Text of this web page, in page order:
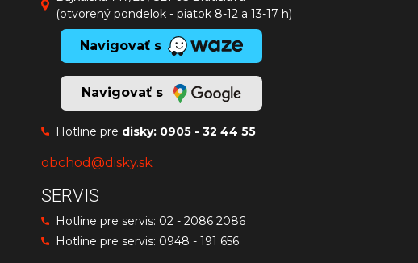
(otvorený pondelok - piatok 8-12 a 13-17 h)
Navigovať s
Navigovať s
Hotline pre disky: 0905 - 32 44 55
obchod@disky.sk
SERVIS
Hotline pre servis: 02 - 2086 2086
Hotline pre servis: 0948 - 191 656